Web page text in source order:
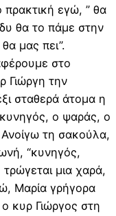
πρακτική εγώ, ” θα
θα το πάμε στην
μας πει”.
στο
Γιώργη την
σταθερά άτομα η
κυνηγός, ο ψαράς, ο
Ανοίγω τη σακούλα,
“κυνηγός,
μια χαρά,
Μαρία γρήγορα
κυρ Γιώργος στη